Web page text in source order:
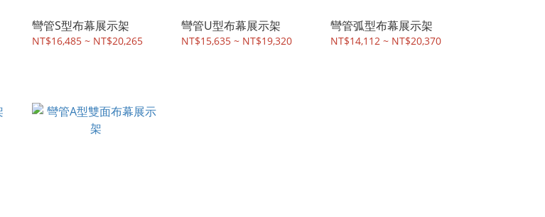
彎管S型布幕展示架
NT$16,485 ~ NT$20,265
彎管U型布幕展示架
NT$15,635 ~ NT$19,320
彎管弧型布幕展示架
NT$14,112 ~ NT$20,370